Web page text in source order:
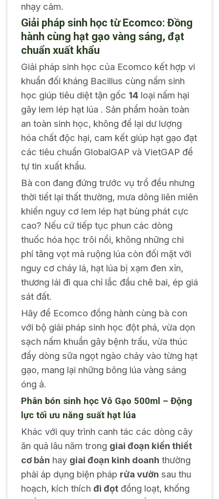
nhạy cảm.
Giải pháp sinh học từ Ecomco: Đồng
hành cùng hạt gạo vàng sáng, đạt
chuẩn xuất khẩu
Giải pháp sinh học của Ecomco kết hợp vi
khuẩn đối kháng Bacillus cùng nấm sinh
học giúp tiêu diệt tận gốc 14loại nấm hại
gây lem lép hạt lúa . Sản phẩm hoàn toàn
an toàn sinh học, không để lại dư lượng
hóa chất độc hại, cam kết giúp hạt gạo đạt
các tiêu chuẩn GlobalGAP và VietGAP để
tự tin xuất khẩu.
Bà con đang đứng trước vụ trổ đều nhưng
thời tiết lại thất thường, mưa dông liên miên
khiến nguy cơ lem lép hạt bùng phát cực
cao? Nếu cứ tiếp tục phun các dòng
thuốc hóa học trôi nổi, không những chi
phí tăng vọt mà ruộng lúa còn đối mặt với
nguy cơ cháy lá, hạt lúa bị xạm đen xỉn,
thương lái đi qua chỉ lắc đầu chê bai, ép giá
sát đất.
Hãy để Ecomco đồng hành cùng bà con
với bộ giải pháp sinh học đột phá, vừa dọn
sạch nấm khuẩn gây bệnh trấu, vừa thúc
đẩy dòng sữa ngọt ngào chảy vào từng hạt
gạo, mang lại những bông lúa vàng sáng
óng ả.
Phân bón sinh học Vô Gạo 500ml – Động
lực tối ưu năng suất hạt lúa
Khác với quy trình canh tác các dòng cây
ăn quả lâu năm trong giai đoạn kiến thiết
cơ bản hay giai đoạn kinh doanh thường
phải áp dụng biện pháp rửa vườn sau thu
hoạch, kích thích đi đọtđồng loạt, khống